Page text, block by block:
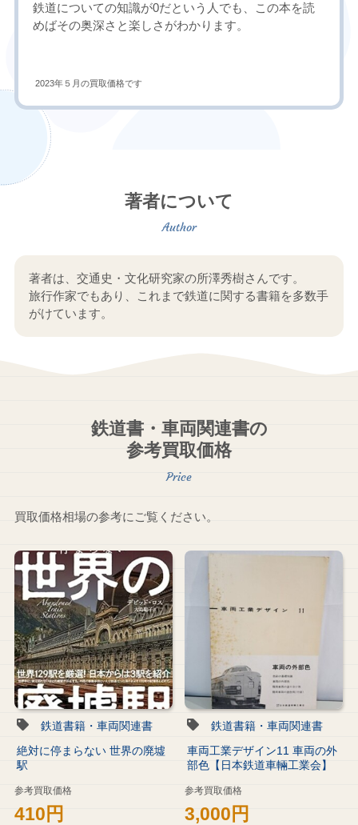
鉄道についての知識が0だという人でも、この本を読
めばその奥深さと楽しさがわかります。
2023年５月の買取価格です
著者について
著者は、交通史・文化研究家の所澤秀樹さんです。
旅行作家でもあり、これまで鉄道に関する書籍を多数手
がけています。
鉄道書・車両関連書の
参考買取価格
買取価格相場の参考にご覧ください。
鉄道書籍・車両関連書
絶対に停まらない 世界の廃墟
駅
参考買取価格
410円
鉄道書籍・車両関連書
車両工業デザイン11 車両の外
部色【日本鉄道車輛工業会】
参考買取価格
3,000円